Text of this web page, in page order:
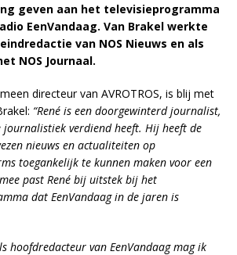
geven aan het televisieprogramma
EenVandaag. Van Brakel werkte
van NOS Nieuws en als
NOS Journaal.
directeur van AVROTROS, is blij met
“René is een doorgewinterd journalist,
verdiend heeft. Hij heeft de
nieuws en actualiteiten op
toegankelijk te kunnen maken voor een
past René bij uitstek bij het
dat EenVandaag in de jaren is
hoofdredacteur van EenVandaag mag ik